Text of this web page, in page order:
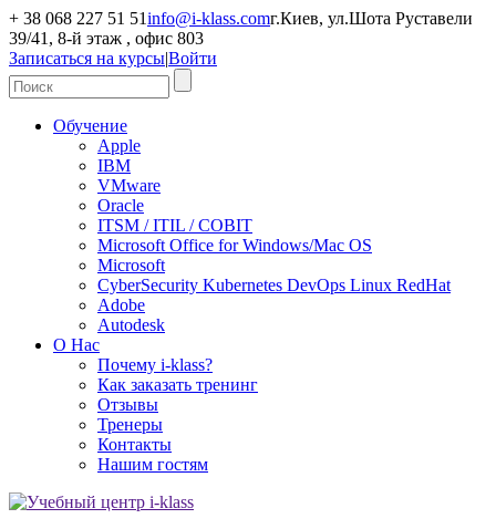
+ 38 068 227 51 51info@i-klass.comг.Киев, ул.Шота Руставели
39/41, 8-й этаж , офис 803
Записаться на курсы|Войти
Обучение
Apple
IBM
VMware
Oracle
ITSM / ITIL / COBIT
Microsoft Office for Windows/Mac OS
Microsoft
CyberSecurity Kubernetes DevOps Linux RedHat
Adobe
Autodesk
О Нас
Почему i-klass?
Как заказать тренинг
Отзывы
Тренеры
Контакты
Нашим гостям